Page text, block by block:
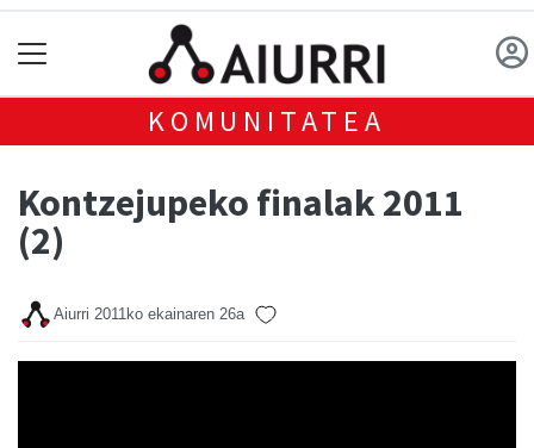
KOMUNITATEA
Kontzejupeko finalak 2011
(2)
Aiurri 2011ko ekainaren 26a